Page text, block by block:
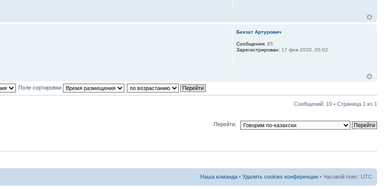
Бекзат Артурович
Сообщения: 85
Зарегистрирован: 17 фев 2020, 05:02
Поле сортировки
Сообщений: 10 • Страница 1 из 1
Перейти:
Наша команда • Удалить cookies конференции • Часовой пояс: UTC